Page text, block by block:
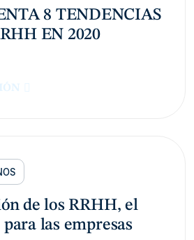
8 TENDENCIAS
EN 2020
de los RRHH, el
las empresas